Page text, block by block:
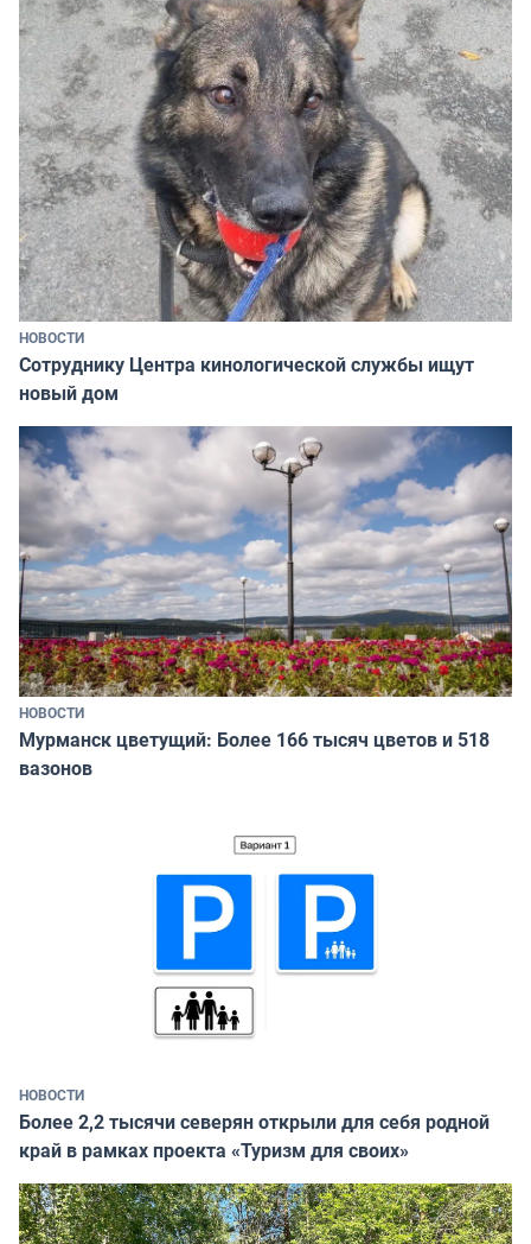
НОВОСТИ
Сотруднику Центра кинологической службы ищут
новый дом
НОВОСТИ
Мурманск цветущий: Более 166 тысяч цветов и 518
вазонов
НОВОСТИ
Более 2,2 тысячи северян открыли для себя родной
край в рамках проекта «Туризм для своих»